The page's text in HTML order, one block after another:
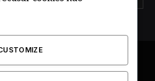
POR HOSTING PRIME BRASIL